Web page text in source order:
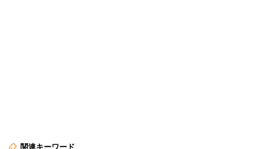
関連キーワード